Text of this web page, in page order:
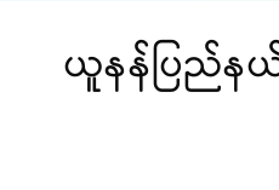
ယူနန်ပြည်န